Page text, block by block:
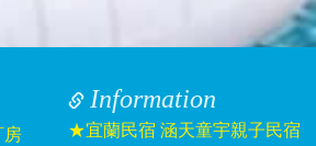
提出確定日期喔，14天以內如要取消，須
房
Information
★宜蘭民宿 涵天童宇親子民宿